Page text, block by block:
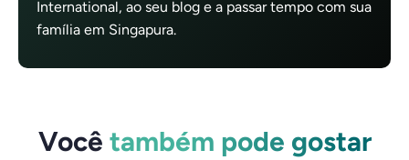
International, ao seu blog e a passar tempo com sua
família em Singapura.
Você também pode gostar